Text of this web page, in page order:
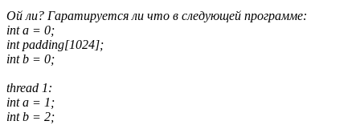
Ой ли? Гаратируется ли что в следующей программе:
int a = 0;
int padding[1024];
int b = 0;
thread 1:
int a = 1;
int b = 2;